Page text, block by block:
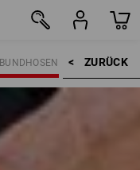
ZURÜCK    >
BUNDHOSEN